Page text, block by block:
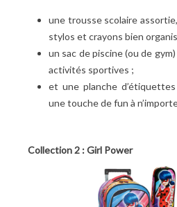
une trousse scolaire
stylos et crayons bien
un sac de piscine (ou de
activités sportives ;
et une planche
une touche de fun à
Collection 2 : Girl Power